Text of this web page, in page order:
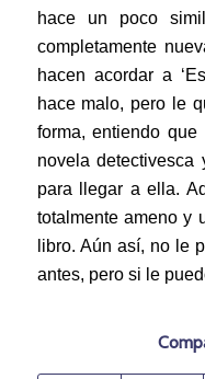
hace un poco
completamente
hacen acordar a
hace malo, pero le
forma, entiendo
novela
para llegar a ella.
totalmente ameno y
libro. Aún así, no le
antes, pero si le